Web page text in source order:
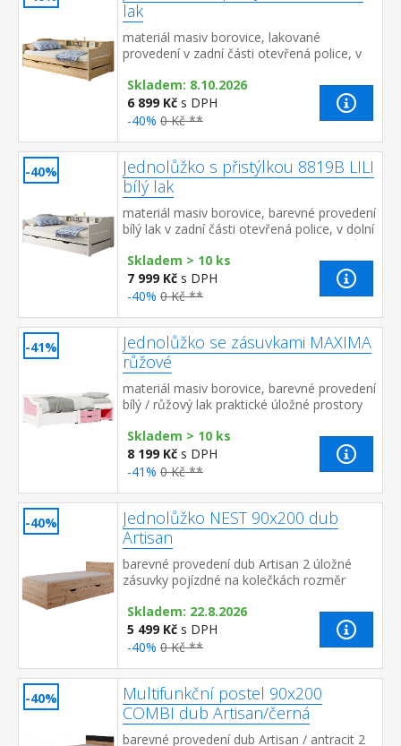
lak
materiál masiv borovice, lakované
provedení v zadní části otevřená police, v
roštů (dřevěné laťkov...
Skladem: 8.10.2026
6 899 Kč s DPH
-40% 0 Kč **
-40%
Jednolůžko s přistýlkou 8819B LILI
bílý lak
materiál masiv borovice, barevné provedení
bílý lak v zadní části otevřená police, v dolní
části výsuvná přistýlka cena včetně roštů
(dřevěn...
Skladem > 10 ks
7 999 Kč s DPH
-40% 0 Kč **
-41%
Jednolůžko se zásuvkami MAXIMA
růžové
materiál masiv borovice, barevné provedení
bílý / růžový lak praktické úložné prostory
ceně cena v...
Skladem > 10 ks
8 199 Kč s DPH
-41% 0 Kč **
-40%
Jednolůžko NEST 90x200 dub
Artisan
barevné provedení dub Artisan 2 úložné
zásuvky pojízdné na kolečkách rozměr
jsou v ceně, matra...
Skladem: 22.8.2026
5 499 Kč s DPH
-40% 0 Kč **
-40%
Multifunkční postel 90x200
COMBI dub Artisan/černá
barevné provedení dub Artisan / antracit 2